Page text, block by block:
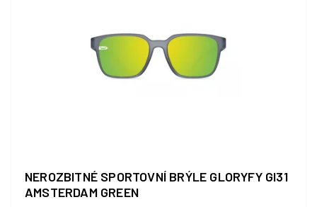
NEROZBITNÉ SPORTOVNÍ BRÝLE GLORYFY GI31
AMSTERDAM GREEN